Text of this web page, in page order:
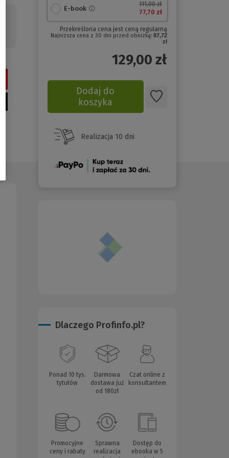
E-book
111,00 zł
77,70 zł
Przekreślona cena jest ceną regularną
Najniższa cena z 30 dni przed obniżką: 87,72
zł
129,00 zł
Dodaj do
koszyka
Realizacja 10 dni
(Nowe
Dlaczego Profinfo.pl?
Ponad 10 tys.
tytułów
Darmowa
dostawa już
od 180zł
Czat online z
konsultantem
Promocyjne
ceny i rabaty
Sprawna
realizacja
Dostęp do
ebooka w 5